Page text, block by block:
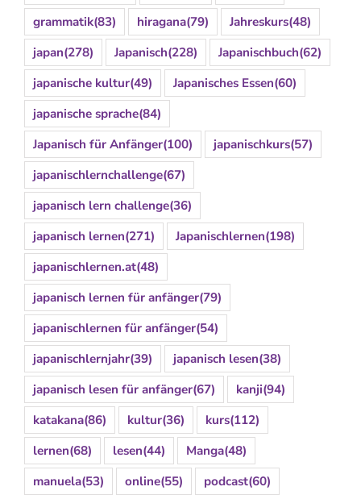
grammatik(83) hiragana(79) Jahreskurs(48)
japan(278) Japanisch(228) Japanischbuch(62)
japanische kultur(49) Japanisches Essen(60)
japanische sprache(84)
Japanisch für Anfänger(100) japanischkurs(57)
japanischlernchallenge(67)
japanisch lern challenge(36)
japanisch lernen(271) Japanischlernen(198)
japanischlernen.at(48)
japanisch lernen für anfänger(79)
japanischlernen für anfänger(54)
japanischlernjahr(39) japanisch lesen(38)
japanisch lesen für anfänger(67) kanji(94)
katakana(86) kultur(36) kurs(112)
lernen(68) lesen(44) Manga(48)
manuela(53) online(55) podcast(60)